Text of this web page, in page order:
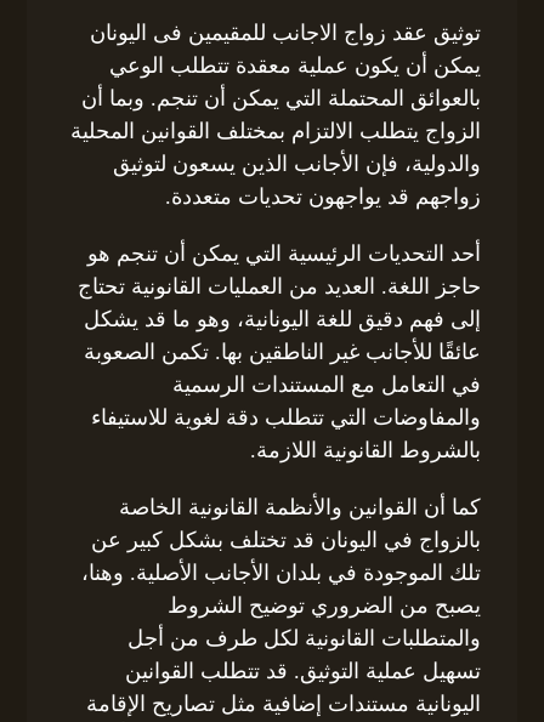
توثيق عقد زواج الاجانب للمقيمين فى اليونان
يمكن أن يكون عملية معقدة تتطلب الوعي
بالعوائق المحتملة التي يمكن أن تنجم. وبما أن
الزواج يتطلب الالتزام بمختلف القوانين المحلية
والدولية، فإن الأجانب الذين يسعون لتوثيق
زواجهم قد يواجهون تحديات متعددة.
أحد التحديات الرئيسية التي يمكن أن تنجم هو
حاجز اللغة. العديد من العمليات القانونية تحتاج
إلى فهم دقيق للغة اليونانية، وهو ما قد يشكل
عائقًا للأجانب غير الناطقين بها. تكمن الصعوبة
في التعامل مع المستندات الرسمية
والمفاوضات التي تتطلب دقة لغوية للاستيفاء
بالشروط القانونية اللازمة.
كما أن القوانين والأنظمة القانونية الخاصة
بالزواج في اليونان قد تختلف بشكل كبير عن
تلك الموجودة في بلدان الأجانب الأصلية. وهنا،
يصبح من الضروري توضيح الشروط
والمتطلبات القانونية لكل طرف من أجل
تسهيل عملية التوثيق. قد تتطلب القوانين
اليونانية مستندات إضافية مثل تصاريح الإقامة